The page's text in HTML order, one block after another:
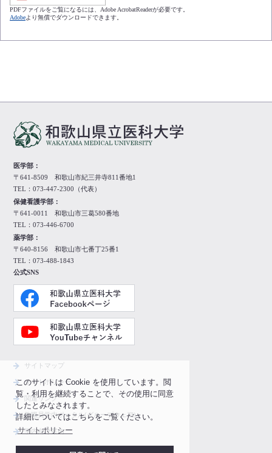
このサイトは Cookie を使用しています。閲
覧・利用を継続することで、その使用に同意
したとみなされます。
詳細についてはこちらをご覧ください。
サイトポリシー
PDFファイルをご覧になるには、Adobe AcrobatReaderが必要です。
Adobeより無償でダウンロードできます。
医学部：
〒641-8509 和歌山市紀三井寺811番地1
TEL：073-447-2300（代表）
保健看護学部：
〒641-0011 和歌山市三葛580番地
TEL：073-446-6700
薬学部：
〒640-8156 和歌山市七番丁25番1
TEL：073-488-1843
公式SNS
サイトマップ
サイトポリシー
関連リンク
教職員学内ポータル(グループウェア)
学内向け案内